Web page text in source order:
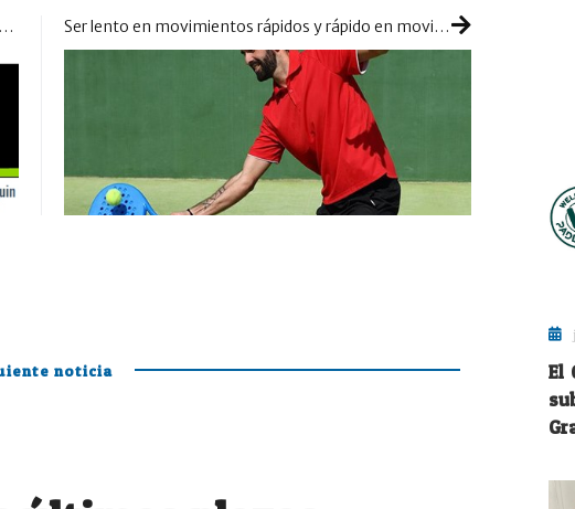
Cómo se trabaja la motivación en una pareja que gana tanto Ser lento en movimientos rápidos y rápido en movimientos lentos
noticia
El